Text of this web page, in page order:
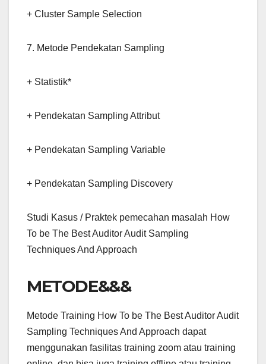
+ Cluster Sample Selection
7. Metode Pendekatan Sampling
+ Statistik*
+ Pendekatan Sampling Attribut
+ Pendekatan Sampling Variable
+ Pendekatan Sampling Discovery
Studi Kasus / Praktek pemecahan masalah How
To be The Best Auditor Audit Sampling
Techniques And Approach
METODE&&&
Metode Training How To be The Best Auditor Audit
Sampling Techniques And Approach dapat
menggunakan fasilitas training zoom atau training